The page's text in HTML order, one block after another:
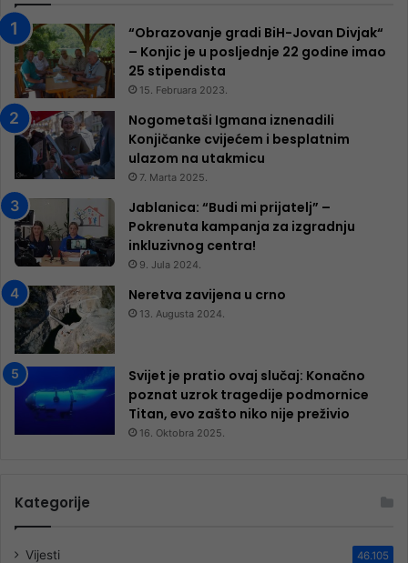
“Obrazovanje gradi BiH-Jovan Divjak“
– Konjic je u posljednje 22 godine imao
25 ​​stipendista
15. Februara 2023.
Nogometaši Igmana iznenadili
Konjičanke cvijećem i besplatnim
ulazom na utakmicu
7. Marta 2025.
Jablanica: “Budi mi prijatelj” –
Pokrenuta kampanja za izgradnju
inkluzivnog centra!
9. Jula 2024.
Neretva zavijena u crno
13. Augusta 2024.
Svijet je pratio ovaj slučaj: Konačno
poznat uzrok tragedije podmornice
Titan, evo zašto niko nije preživio
16. Oktobra 2025.
Kategorije
Vijesti 46.105